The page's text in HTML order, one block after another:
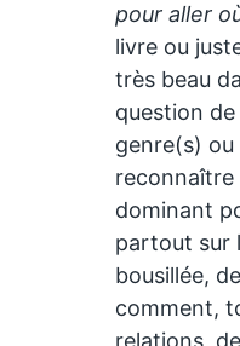
pour aller
livre ou
très beau
question
genre(s) ou
reconnaître
dominant
partout sur
bousillée,
comment,
relations,